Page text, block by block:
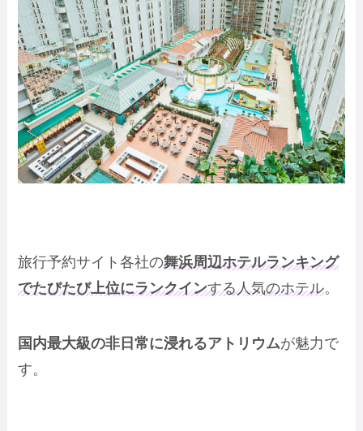
旅行予約サイト各社の舞浜周辺ホテルランキング
でたびたび上位にランクインする人気のホテル。
国内最大級の非日常に浸れるアトリウムが魅力で
す。